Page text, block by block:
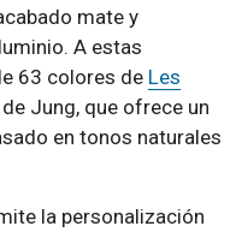
mate y
A estas
63 colores de Les
Jung, que ofrece un
en tonos naturales
la personalización